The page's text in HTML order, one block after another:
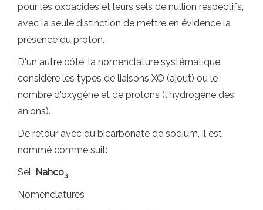
pour les oxoacides et leurs sels de nullion respectifs,
avec la seule distinction de mettre en évidence la
présence du proton.
D'un autre côté, la nomenclature systématique
considère les types de liaisons XO (ajout) ou le
nombre d'oxygène et de protons (l'hydrogène des
anions).
De retour avec du bicarbonate de sodium, il est
nommé comme suit:
Sel: Nahco3
Nomenclatures